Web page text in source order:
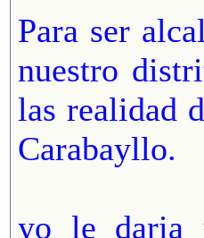
Para ser
nuestro
las realidad
Carabayllo.
yo le daria